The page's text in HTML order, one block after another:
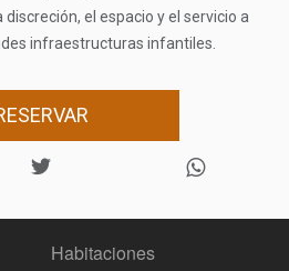
discreción, el espacio y el servicio a
infraestructuras infantiles.
Habitaciones